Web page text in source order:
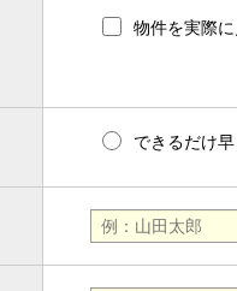
物件を実際
できるだけ早